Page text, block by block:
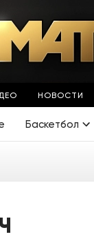
НОВОСТИ
Баскетбол